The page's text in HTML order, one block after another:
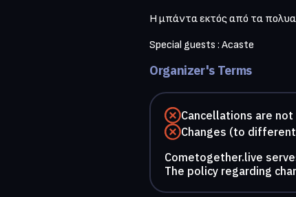
Η μπάντα εκτός από τα
Special guests : Acaste
Organizer's Terms
Cancellations are
Changes (to
Cometogether.live
The policy regarding